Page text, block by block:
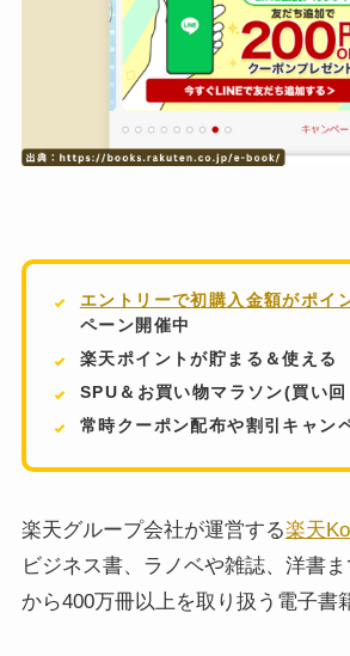
エントリーで初購入金額がポイ
ペーン開催中
楽天ポイントが貯まる＆使える
SPU＆お買い物マラソン(買い回
常時クーポン配布や割引キャン
楽天グループ会社が運営する楽天
ビジネス書、ラノベや雑誌、洋書
から400万冊以上を取り扱う電子書